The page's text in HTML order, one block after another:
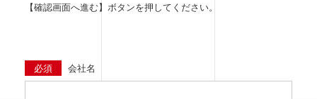
【確認画面へ進む】ボタンを押してください。
必須 会社名